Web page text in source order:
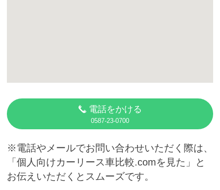
電話をかける
0587-23-0700
※電話やメールでお問い合わせいただく際は、
「個人向けカーリース車比較.comを見た」と
お伝えいただくとスムーズです。